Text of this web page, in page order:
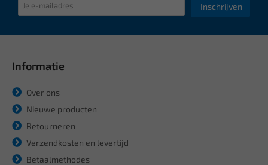
Inschrijven
Informatie
Over ons
Nieuwe producten
Retourneren
Verzendkosten en levertijd
Betaalmethodes